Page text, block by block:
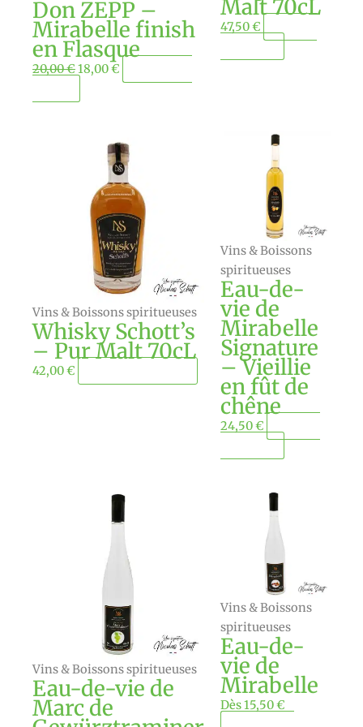
Don ZEPP –
Mirabelle finish
en Flasque
20,00€18,00€
Malt 70cL
47,50€
Vins & Boissons spiritueuses
Whisky Schott’s
– Pur Malt 70cL
42,00€
Vins & Boissons
spiritueuses
Eau-de-
vie de
Mirabelle
Signature
– Vieillie
en fût de
chêne
24,50€
Vins & Boissons spiritueuses
Eau-de-vie de
Marc de
produit
plusieurs
variations.
options
peuvent
être
choisies
sur
la
Vins & Boissons
spiritueuses
Eau-de-
vie de
Mirabelle
Dès15,50€
Ce
a
variations.
Les
options
peuvent
être
choisies
sur
la